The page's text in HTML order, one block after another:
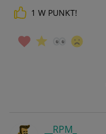
1 W PUNKT!
__RPM_